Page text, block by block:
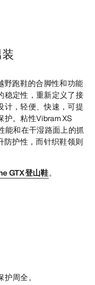
野跑鞋的合脚性和功能
稳定性，重新定义了接
计，轻便、快速，可提
。粘性Vibram XS
能和在干湿路面上的抓
防护性，而针织鞋领则
GTX登山鞋。
周全。